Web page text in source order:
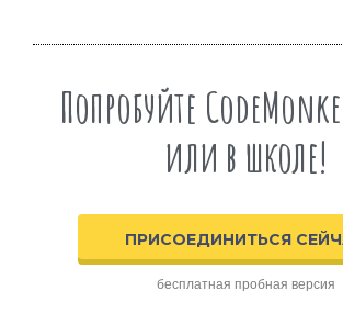
Попробуйте
или в школе!
ПРИСОЕДИНИТЬСЯ
бесплатная пробная версия